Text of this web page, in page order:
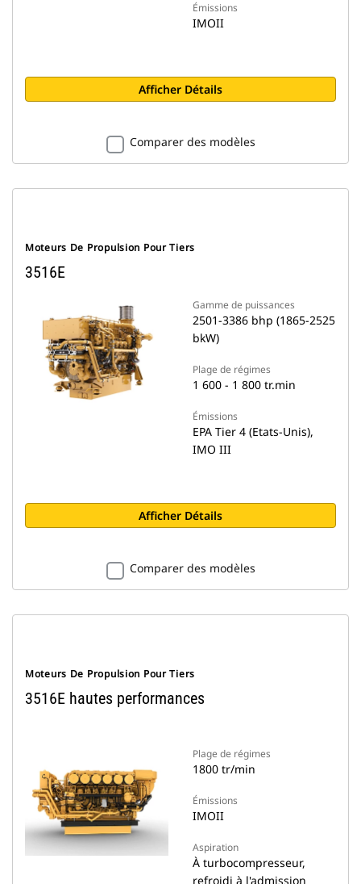
Émissions
IMOII
Afficher Détails
Comparer des modèles
Moteurs De Propulsion Pour Tiers
3516E
Gamme de puissances
2501-3386 bhp (1865-2525
bkW)
Plage de régimes
1 600 - 1 800 tr.min
Émissions
EPA Tier 4 (Etats-Unis),
IMO III
Afficher Détails
Comparer des modèles
Moteurs De Propulsion Pour Tiers
3516E hautes performances
Plage de régimes
1800 tr/min
Émissions
IMOII
Aspiration
À turbocompresseur,
refroidi à l'admission